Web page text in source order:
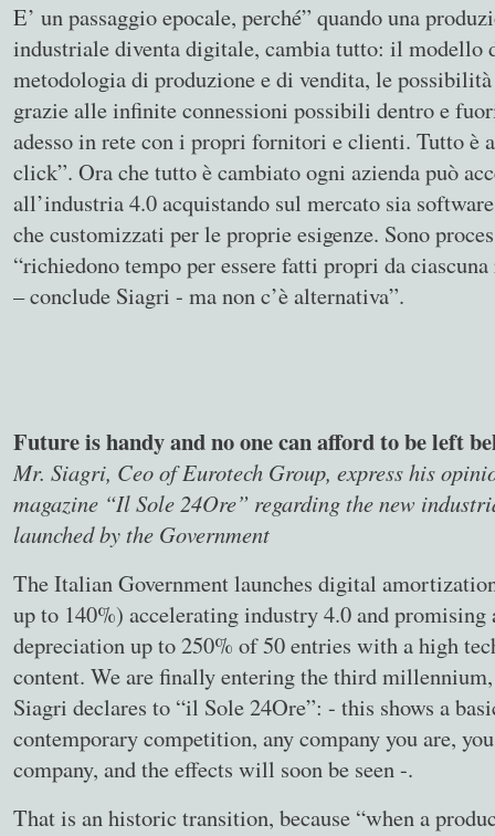
E’ un passaggio epocale, perché” quando una
industriale diventa digitale, cambia tutto: il modello
metodologia di produzione e di vendita, le
grazie alle infinite connessioni possibili dentro e
adesso in rete con i propri fornitori e clienti. Tutto è
click”. Ora che tutto è cambiato ogni azienda può
all’industria 4.0 acquistando sul mercato sia
che customizzati per le proprie esigenze. Sono
“richiedono tempo per essere fatti propri da
– conclude Siagri - ma non c’è alternativa”.
Future is handy and no one can afford to be left
Mr. Siagri, Ceo of Eurotech Group, express his
magazine “Il Sole 24Ore” regarding the new
launched by the Government
The Italian Government launches digital
up to 140%) accelerating industry 4.0 and promising
depreciation up to 250% of 50 entries with a high
content. We are finally entering the third
Siagri declares to “il Sole 24Ore”: - this shows a
contemporary competition, any company you are,
company, and the effects will soon be seen -.
That is an historic transition, because “when a